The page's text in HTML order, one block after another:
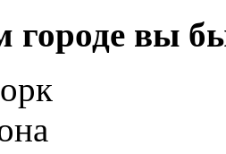
городе вы